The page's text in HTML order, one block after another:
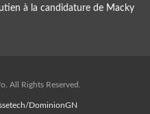
à la candidature de Macky
All Rights Reserved.
DominionGN